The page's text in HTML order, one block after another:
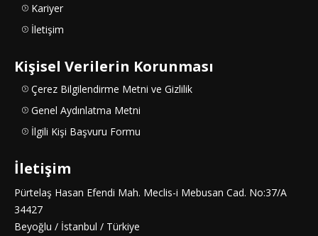
Kariyer
İletişim
Kişisel Verilerin Korunması
Çerez Bilgilendirme Metni ve Gizlilik
Genel Aydınlatma Metni
İlgili Kişi Başvuru Formu
İletişim
Pürtelaş Hasan Efendi Mah. Meclis-i Mebusan Cad. No:37/A
34427
Beyoğlu / İstanbul / Türkiye